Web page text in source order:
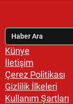
Künye
İletişim
Çerez Politikası
Gizlilik İlkeleri
Kullanım Şartları